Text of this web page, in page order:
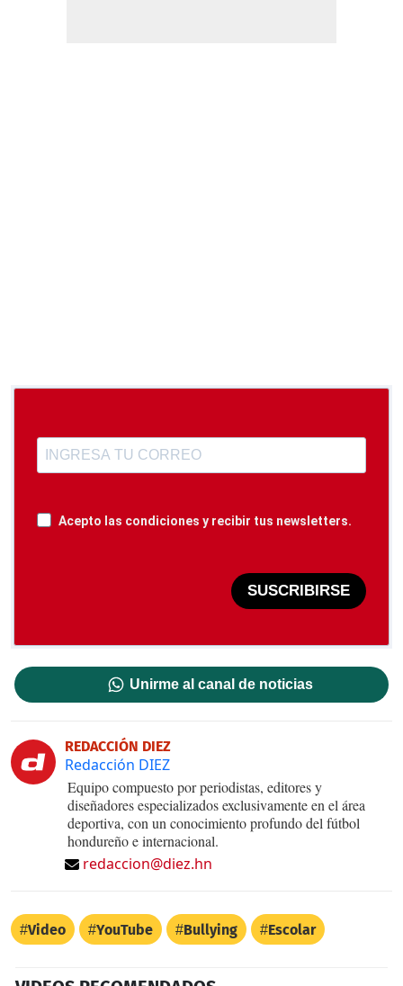
Acepto las condiciones y recibir tus newsletters.
SUSCRIBIRSE
Unirme al canal de noticias
REDACCIÓN DIEZ
Redacción DIEZ
Equipo compuesto por periodistas, editores y
diseñadores especializados exclusivamente en el área
deportiva, con un conocimiento profundo del fútbol
hondureño e internacional.
redaccion@diez.hn
Video YouTube Bullying Escolar